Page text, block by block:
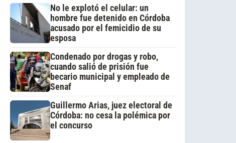
No le explotó el celular: un
hombre fue detenido en Córdoba
acusado por el femicidio de su
esposa
Condenado por drogas y robo,
cuando salió de prisión fue
becario municipal y empleado de
Senaf
Guillermo Arias, juez electoral de
Córdoba: no cesa la polémica por
el concurso